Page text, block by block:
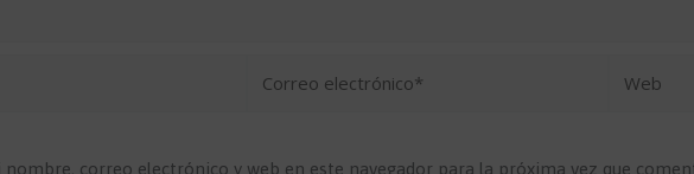
electrónico*
nombre, correo electrónico y web en este navegador para la próxima vez que